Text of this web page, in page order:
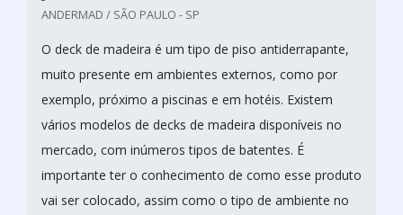
ANDERMAD / SÃO PAULO - SP
O deck de madeira é um tipo de piso antiderrapante,
muito presente em ambientes externos, como por
exemplo, próximo a piscinas e em hotéis. Existem
vários modelos de decks de madeira disponíveis no
mercado, com inúmeros tipos de batentes. É
importante ter o conhecimento de como esse produto
vai ser colocado, assim como o tipo de ambiente no